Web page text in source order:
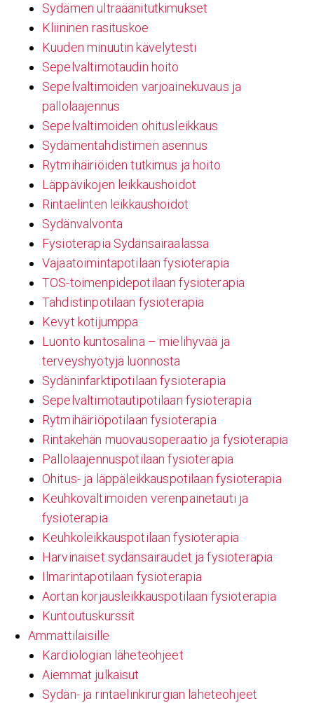
Sydämen ultraäänitutkimukset
Kliininen rasituskoe
Kuuden minuutin kävelytesti
Sepelvaltimotaudin hoito
Sepelvaltimoiden varjoainekuvaus ja
pallolaajennus
Sepelvaltimoiden ohitusleikkaus
Sydämentahdistimen asennus
Rytmihäiriöiden tutkimus ja hoito
Läppävikojen leikkaushoidot
Rintaelinten leikkaushoidot
Sydänvalvonta
Fysioterapia Sydänsairaalassa
Vajaatoimintapotilaan fysioterapia
TOS-toimenpidepotilaan fysioterapia
Tahdistinpotilaan fysioterapia
Kevyt kotijumppa
Luonto kuntosalina – mielihyvää ja
terveyshyötyjä luonnosta
Sydäninfarktipotilaan fysioterapia
Sepelvaltimotautipotilaan fysioterapia
Rytmihäiriöpotilaan fysioterapia
Rintakehän muovausoperaatio ja fysioterapia
Pallolaajennuspotilaan fysioterapia
Ohitus- ja läppäleikkauspotilaan fysioterapia
Keuhkovaltimoiden verenpainetauti ja
fysioterapia
Keuhkoleikkauspotilaan fysioterapia
Harvinaiset sydänsairaudet ja fysioterapia
Ilmarintapotilaan fysioterapia
Aortan korjausleikkauspotilaan fysioterapia
Kuntoutuskurssit
Ammattilaisille
Kardiologian läheteohjeet
Aiemmat julkaisut
Sydän- ja rintaelinkirurgian läheteohjeet